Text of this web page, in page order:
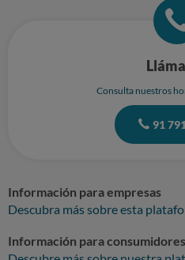
Consulta nuestros
91
Información para empresas
Descubra más sobre esta
Información para consumidores